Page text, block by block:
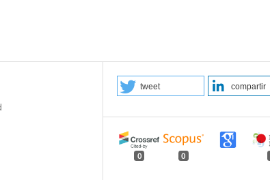
tweet compartir
0 0